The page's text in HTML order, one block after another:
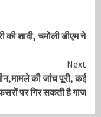
की शादी, चमोली डीएम ने
Next
की जांच पूरी, कई
पर गिर सकती है गाज